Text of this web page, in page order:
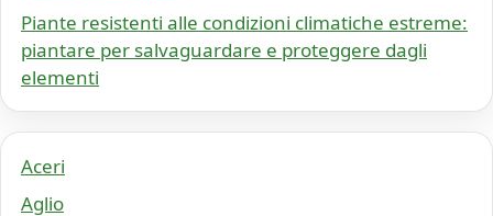
Piante resistenti alle condizioni climatiche estreme:
piantare per salvaguardare e proteggere dagli
elementi
Aceri
Aglio